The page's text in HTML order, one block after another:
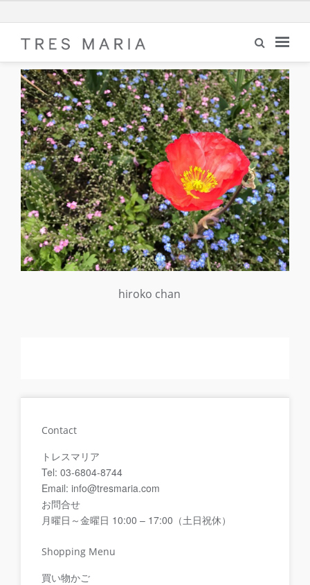
hiroko chan
Contact
トレスマリア
Tel: 03-6804-8744
Email: info@tresmaria.com
お問合せ
月曜日～金曜日 10:00 – 17:00（土日祝休）
Shopping Menu
買い物かご